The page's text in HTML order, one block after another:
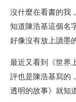
沒什麼在看書的我
知道陳浩基這個名
好像沒有放上讀墨
最近又看到《世界
評也是陳浩基寫的
透明的故事》就知